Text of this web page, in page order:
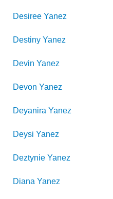
Desiree Yanez
Destiny Yanez
Devin Yanez
Devon Yanez
Deyanira Yanez
Deysi Yanez
Deztynie Yanez
Diana Yanez